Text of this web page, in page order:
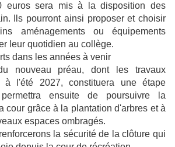
euros sera mis à la disposition des
Ils pourront ainsi proposer et choisir
aménagements ou équipements
leur quotidien au collège.
dans les années à venir
nouveau préau, dont les travaux
à l'été 2027, constituera une étape
ensuite de poursuivre la
cour grâce à la plantation d'arbres et à
espaces ombragés.
la sécurité de la clôture qui